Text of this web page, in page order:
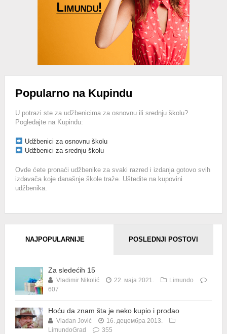
Popularno na Kupindu
U potrazi ste za udžbenicima za osnovnu ili srednju školu?
Pogledajte na Kupindu:
Udžbenici za osnovnu školu
Udžbenici za srednju školu
Ovde ćete pronaći udžbenike za svaki razred i izdanja gotovo svih
izdavača koje današnje škole traže. Uštedite na kupovini
udžbenika.
NAJPOPULARNIJE POSLEDNJI POSTOVI
Za sledećih 15
Vladimir Nikolić 22. маја 2021.
Limundo
607
Hoću da znam šta je neko kupio i prodao
Vladan Jović
16. децембра 2013.
LimundoGrad
355